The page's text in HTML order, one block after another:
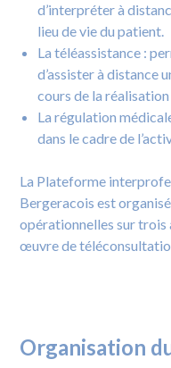
d’interpréter à
lieu de vie du patient.
La téléassistance :
d’assister à distance
cours de la réalisation
La régulation
dans le cadre de
La Plateforme
Bergeracois est
opérationnelles sur trois
œuvre de
Organisation